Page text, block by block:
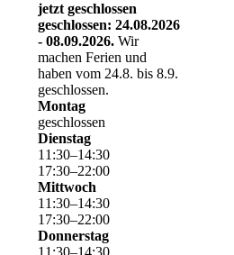
jetzt geschlossen
geschlossen: 24.08.2026
- 08.09.2026.Wir
machen Ferien und
haben vom 24.8. bis 8.9.
geschlossen.
Montag
geschlossen
Dienstag
11 :30–14:30
17:30–22:00
Mittwoch
11 :30–14:30
17:30–22:00
Donnerstag